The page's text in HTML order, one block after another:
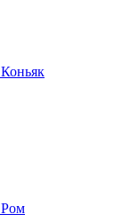
Коньяк
Ром